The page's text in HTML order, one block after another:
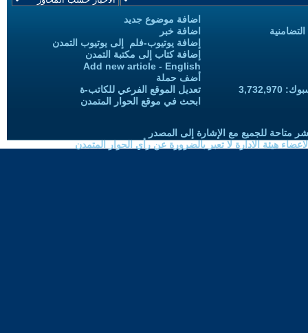
اضافة موضوع جديد
اضافة خبر
إضافة يوتيوب-فلم إلى يوتيوب التمدن
إضافة كتاب إلى مكتبة التمدن
Add new article - English
أضف حملة
تعديل الموقع الفرعي للكاتب-ة
ابحث في موقع الحوار المتمدن
متاحة للجميع مع الإشارة إلى المصدر
هيئة الادارة لا تعبر بالضرورة عن رأي الحوار المتمدن